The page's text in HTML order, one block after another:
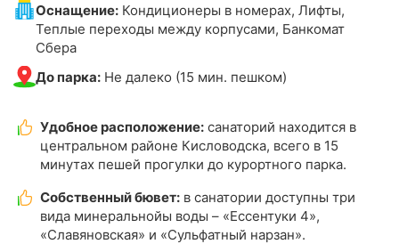
Оснащение: Кондиционеры в номерах, Лифты,
Теплые переходы между корпусами, Банкомат
Сбера
До парка: Не далеко (15 мин. пешком)
Удобное расположение: санаторий находится в
центральном районе Кисловодска, всего в 15
минутах пешей прогулки до курортного парка.
Собственный бювет: в санатории доступны три
вида минеральнойы воды – «Ессентуки 4»,
«Славяновская» и «Сульфатный нарзан».